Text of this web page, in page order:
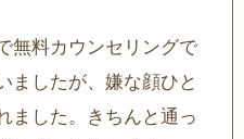
無料カウンセリングで
ましたが、嫌な顔ひと
ました。きちんと通っ